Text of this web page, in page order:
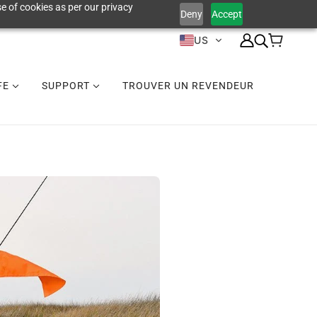
of cookies as per our privacy
Deny Accept
US
SUPPORT TROUVER UN REVENDEUR